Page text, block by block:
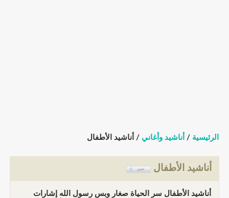
الرئيسية / أناشيد وأغاني / أناشيد الأطفال
أناشيد الأطفال
أناشيد الأطفال سر الحياة صغار وبس رسول الله إشارات